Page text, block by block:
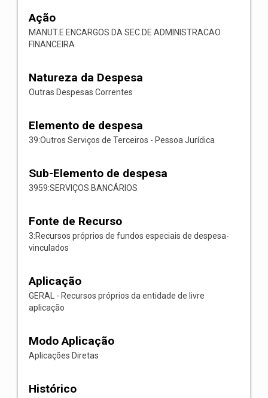
Ação
MANUT.E ENCARGOS DA SEC.DE ADMINISTRACAO
FINANCEIRA
Natureza da Despesa
Outras Despesas Correntes
Elemento de despesa
39:Outros Serviços de Terceiros - Pessoa Jurídica
Sub-Elemento de despesa
3959:SERVIÇOS BANCÁRIOS
Fonte de Recurso
3:Recursos próprios de fundos especiais de despesa-
vinculados
Aplicação
GERAL - Recursos próprios da entidade de livre
aplicação
Modo Aplicação
Aplicações Diretas
Histórico